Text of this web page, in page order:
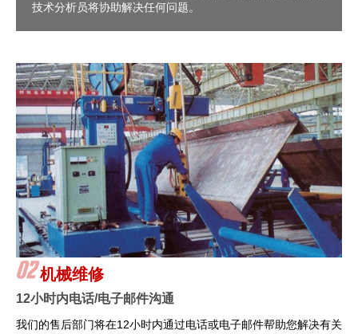
技术分析员将协助解决任何问题。
机械维修
12小时内电话/电子邮件沟通
我们的售后部门将在12小时内通过电话或电子邮件帮助您解决有关